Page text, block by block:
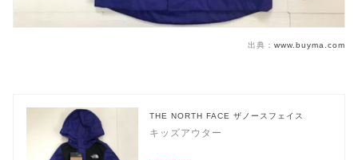
出典： www.buyma.com
THE NORTH FACE ザノースフェイス
キッズアウター